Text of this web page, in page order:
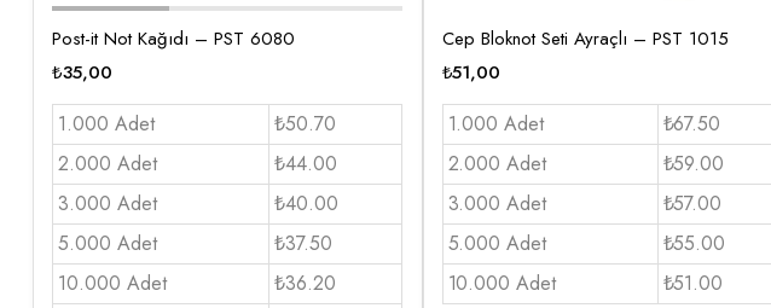
Post-it Not Kağıdı – PST 6080
₺35,00
1.000 Adet
₺50.70
2.000 Adet
₺44.00
3.000 Adet
₺40.00
5.000 Adet
₺37.50
10.000 Adet
₺36.20
Cep Bloknot Seti Ayraçlı – PST 1015
₺51,00
1.000 Adet
₺67.50
2.000 Adet
₺59.00
3.000 Adet
₺57.00
5.000 Adet
₺55.00
10.000 Adet
₺51.00